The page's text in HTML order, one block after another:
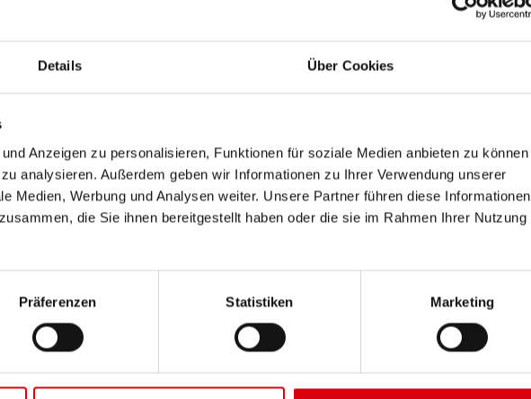
Details Über Cookies
Anzeigen zu personalisieren, Funktionen für soziale Medien anbieten zu können
analysieren. Außerdem geben wir Informationen zu Ihrer Verwendung unserer
Medien, Werbung und Analysen weiter. Unsere Partner führen diese Informationen
die Sie ihnen bereitgestellt haben oder die sie im Rahmen Ihrer Nutzung
Präferenzen Statistiken Marketing